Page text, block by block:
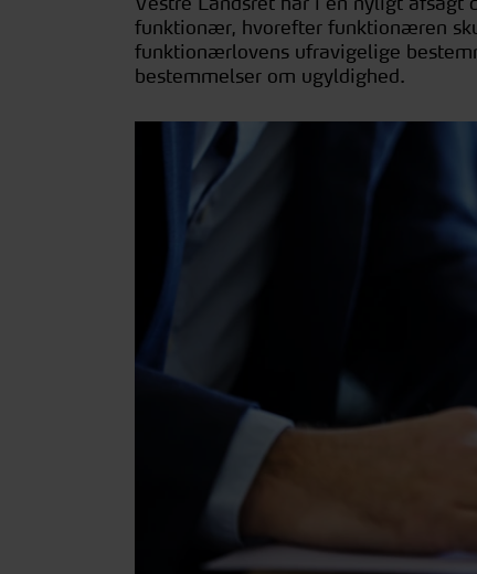
funktionær, hvorefter funktionæren
funktionærlovens ufravigelige
bestemmelser om ugyldighed.